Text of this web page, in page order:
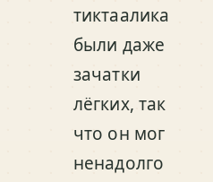
тиктаалика
были даже
зачатки
лёгких, так
что он мог
ненадолго